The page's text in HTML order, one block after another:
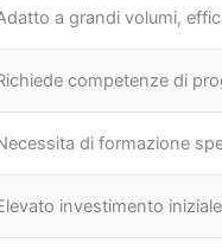
a grandi volumi,
competenze di
di formazione
investimento